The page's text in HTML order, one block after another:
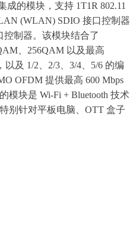
成的模块，支持 1T1R 802.11
(WLAN) SDIO 接口控制器
控制器。该模块结合了
、256QAM 以及最高
及 1/2、2/3、3/4、5/6 的编
OFDM 提供最高 600 Mbps
模块是 Wi-Fi + Bluetooth 技术
别针对平板电脑、OTT 盒子